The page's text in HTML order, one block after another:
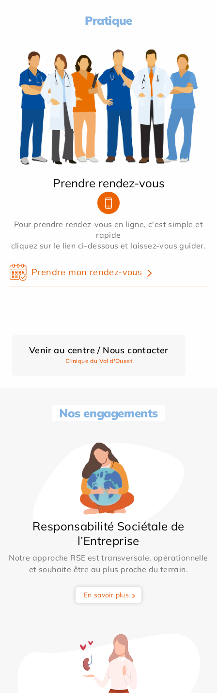
Pratique
Prendre rendez-vous
Pour prendre rendez-vous en ligne, c'est simple et
rapide
cliquez sur le lien ci-dessous et laissez-vous guider.
Prendre mon rendez-vous
Venir au centre / Nous contacter
Clinique du Val d'Ouest
Nos engagements
Responsabilité Sociétale de
l’Entreprise
Notre approche RSE est transversale, opérationnelle
et souhaite être au plus proche du terrain.
En savoir plus